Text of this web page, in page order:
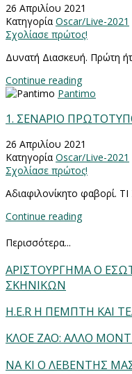
26 Απριλίου 2021
Κατηγορία Oscar/Live-2021
Σχολίασε πρώτος!
Δυνατή Διασκευή. Πρώτη
Continue reading
Pantimo
1. ΣΕΝΑΡΙΟ
26 Απριλίου 2021
Κατηγορία Oscar/Live-2021
Σχολίασε πρώτος!
Aδιαφιλονίκητο φαβορί.
Continue reading
Περισσότερα...
ΑΡΙΣΤΟΥΡΓΗΜΑ Ο
ΣΚΗΝΙΚΩΝ
H.E.R Η ΠΕΜΠΤΗ ΚΑΙ
ΚΛΟΕ ΖΑΟ: ΑΛΛΟ
ΝΑ ΚΙ Ο ΛΕΒΕΝΤΗΣ